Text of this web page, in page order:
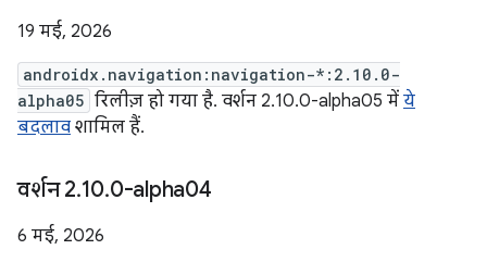
19 मई, 2026
androidx.navigation:navigation-*:2.10.0-
alpha05 रिलीज़ हो गया है. वर्शन 2.10.0-alpha05 में ये
बदलाव शामिल हैं.
वर्शन 2.10.0-alpha04
6 मई, 2026